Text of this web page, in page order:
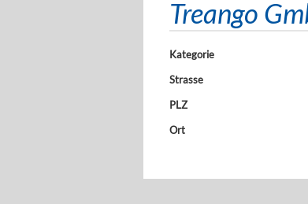
Treango
Kategorie
Strasse
PLZ
Ort